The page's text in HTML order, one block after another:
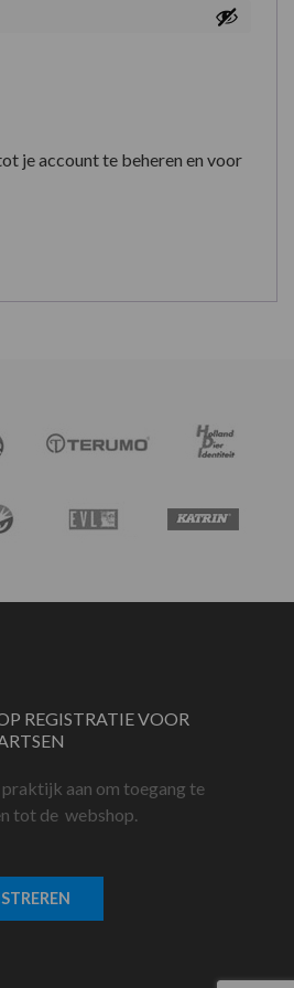
je account te beheren en voor
REGISTRATIE VOOR
aan om toegang te
tot de webshop.